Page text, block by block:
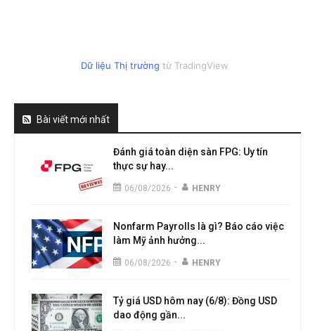
Dữ liệu Thị trường từ TradingView
Bài viết mới nhất
Đánh giá toàn diện sàn FPG: Uy tín
thực sự hay...
06/08/2026 - HENRY
Nonfarm Payrolls là gì? Báo cáo việc
làm Mỹ ảnh hưởng...
06/08/2026 - HENRY
Tỷ giá USD hôm nay (6/8): Đồng USD
dao động gần...